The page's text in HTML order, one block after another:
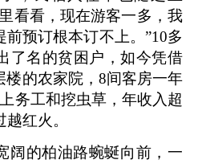
看看，现在游客一多，我
预订根本订不上。”10多
了名的贫困户，如今凭借
楼的农家院，8间客房一年
务工和挖虫草，年收入超
红火。
阔的柏油路蜿蜒向前，一